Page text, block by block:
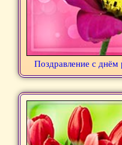
Поздравление с днём